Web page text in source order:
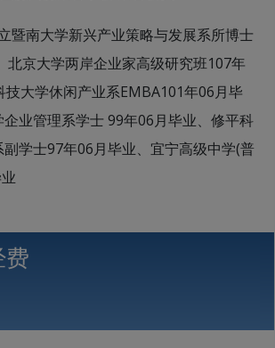
暨南大学新兴产业策略与发展系所博士
北京大学两岸企业家高级研究班107年
技大学休闲产业系EMBA101年06月毕
业管理系学士 99年06月毕业、修平科
学士97年06月毕业、宜宁高级中学(普